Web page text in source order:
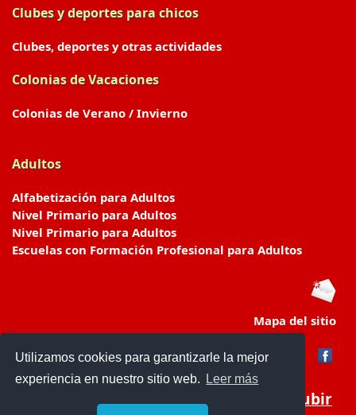
Utilizamos cookies para garantizarle la mejor
experiencia en nuestro sitio web.
Leer más
Clubes y deportes para chicos
Clubes, deportes y otras actividades
Colonias de Vacaciones
Colonias de Verano / Invierno
Adultos
Alfabetización para Adultos
Nivel Primario para Adultos
Nivel Primario para Adultos
Escuelas con Formación Profesional para Adultos
Mapa del sitio
Subir